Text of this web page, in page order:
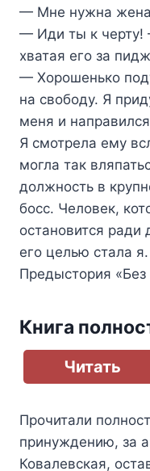
— Мне нужна
— Иди ты к черту!
хватая его за
— Хорошенько
на свободу. Я
меня и
Я смотрела ему
могла так
должность в
босс. Человек,
остановится
его целью стала я.
Предыстория «Без
Книга
Читать
Прочитали
принуждению, за
Ковалевская,